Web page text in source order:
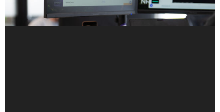
A NVIDIA Aprimora os Agentes de IA Locais em
PCs RTX e DGX Spark